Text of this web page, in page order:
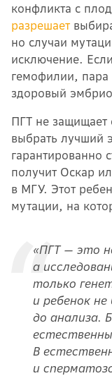
конфликта с
разрешает
но случаи
исключение.
гемофилии, пара
здоровый
ПГТ не защищает
выбрать лучший
гарантированно
получит Оскар
в МГУ. Этот
мутации, на
«ПГТ — это
а
только
и ребенок
до анализа.
В
и